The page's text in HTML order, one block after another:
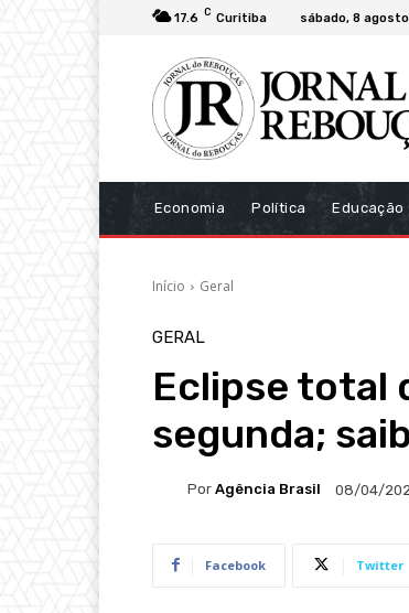
17.6 C Curitiba sábado, 8
Economia Política Educação
Início Geral
GERAL
Eclipse total
segunda;
Por Agência Brasil 08/04/
Facebook Twitter